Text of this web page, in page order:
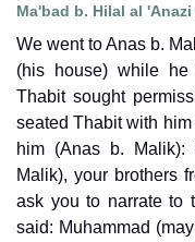
Ma'bad b. Hilal al
We went to Anas b.
(his house) while he
Thabit sought
seated Thabit with
him (Anas b.
Malik), your brothers
ask you to narrate to
said: Muhammad